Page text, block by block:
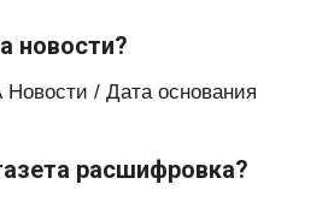
новости?
/ Дата основания
расшифровка?